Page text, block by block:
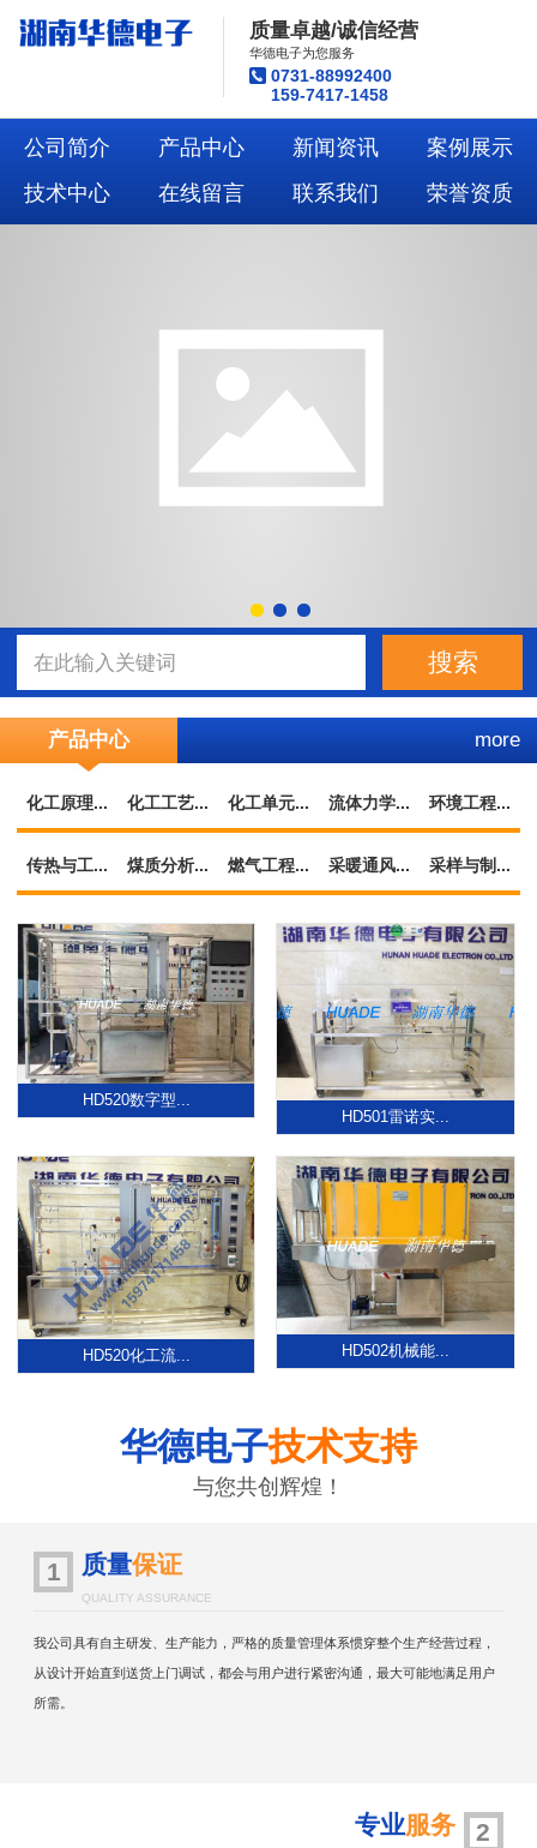
质量卓越/诚信经营
华德电子为您服务
0731-88992400
159-7417-1458
公司简介 产品中心 新闻资讯
案例展示
技术中心
在线留言 联系我们 荣誉资质
产品中心 more
化工原理... 化工工艺... 化工单元... 流体力学... 环境工程...
传热与工... 煤质分析... 燃气工程... 采暖通风... 采样与制...
HD520数字型...
HD501雷诺实...
HD520化工流... HD502机械能...
华德电子技术支持
与您共创辉煌！
1 质量保证
QUALITY ASSURANCE
我公司具有自主研发、生产能力，严格的质量管理体系惯穿整个生产经营过程，
从设计开始直到送货上门调试，都会与用户进行紧密沟通，最大可能地满足用户
所需。
2
专业服务